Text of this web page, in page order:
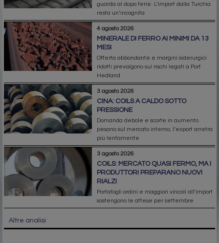
guarda al dopo ferie. L’import dalla Turchia
resta un’incognita
4 agosto 2026
MINERALE DI FERRO AI MINIMI DA 13
MESI
Offerta abbondante e margini siderurgici
ridotti prevalgono sui rischi legati a Port
Hedland
3 agosto 2026
CINA: COILS A CALDO SOTTO
PRESSIONE
Domanda debole e scorte in aumento
pesano sul mercato interno; l’export arretra
più lentamente
3 agosto 2026
COILS: MERCATO QUASI FERMO, MA I
PRODUTTORI PREPARANO NUOVI
RIALZI
Portafogli ordini e maggiori vincoli all’import
sostengono le attese per settembre
Altre analisi